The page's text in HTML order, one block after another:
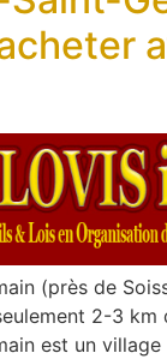
(près de
2-3 km
est un